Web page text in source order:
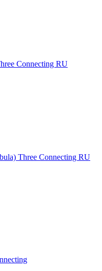
Connecting RU
Three Connecting RU